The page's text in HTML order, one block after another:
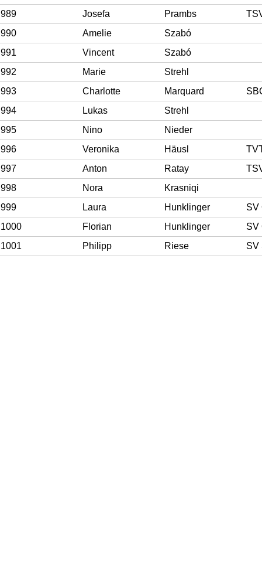
989
Josefa Prambs
990
Amelie
Szabó
991
Vincent
Szabó
992
Marie
Strehl
993
Charlotte Marquard
994
Lukas
Strehl
995
Nino
Nieder
996
Veronika Häusl
997
Anton
Ratay
998
Nora
Krasniqi
999
Laura Hunklinger
SV
1000
Florian Hunklinger
SV
1001
Philipp Riese SV